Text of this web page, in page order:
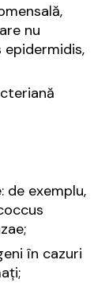
nu
de exemplu,
în cazuri